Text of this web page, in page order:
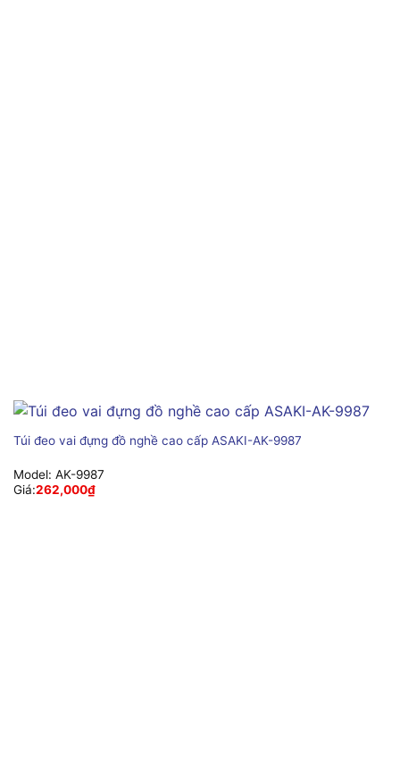
Túi đeo vai đựng đồ nghề cao cấp ASAKI-AK-9987
Model: AK-9987
Giá:262,000₫